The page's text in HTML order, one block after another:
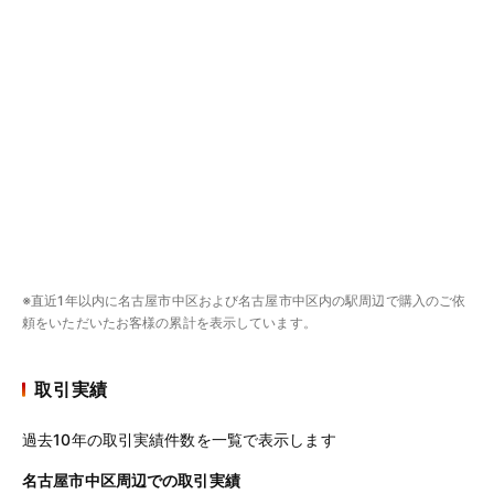
※直近1年以内に名古屋市中区および名古屋市中区内の駅周辺で購入のご依
頼をいただいたお客様の累計を表示しています。
取引実績
過去10年の取引実績件数を一覧で表示します
名古屋市中区周辺での取引実績